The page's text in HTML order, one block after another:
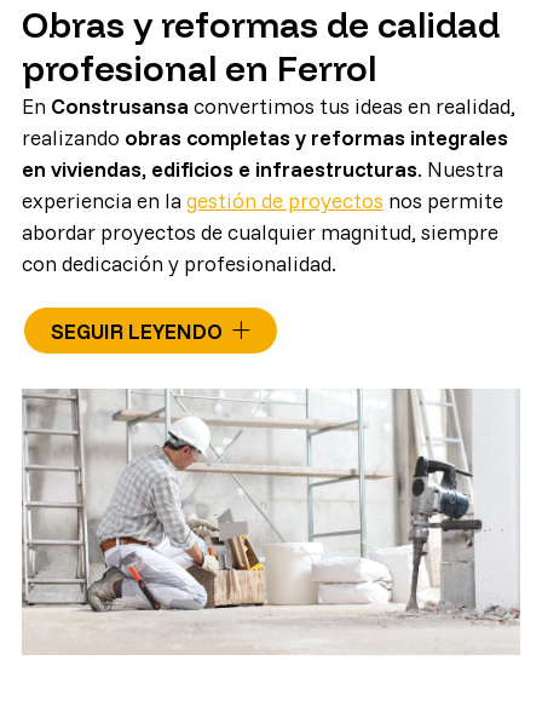
Obras y reformas de calidad
profesional en Ferrol
En Construsansa convertimos tus ideas en realidad,
realizando obras completas y reformas integrales
en viviendas, edificios e infraestructuras. Nuestra
experiencia en la gestión de proyectos nos permite
abordar proyectos de cualquier magnitud, siempre
con dedicación y profesionalidad.
Cada proyecto lo tratamos como único, cuidando
cada detalle para cumplir plazos, ajustar costes y
ofrecer acabados de calidad superior.
SEGUIR LEYENDO